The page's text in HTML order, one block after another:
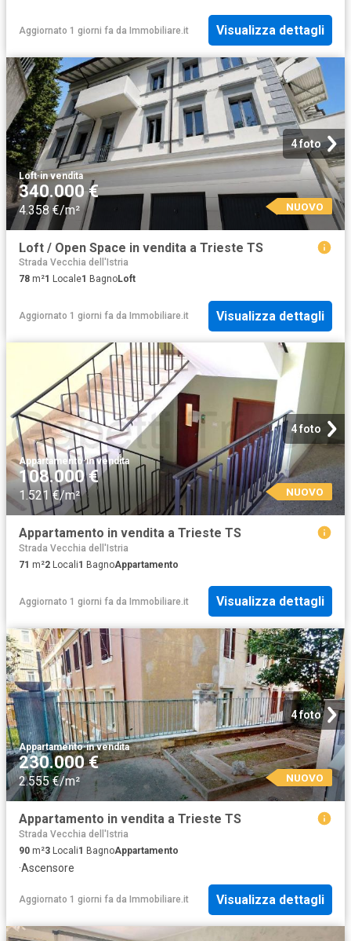
Aggiornato 1 giorni fa da Immobiliare.it Visualizza dettagli
4 foto
Loft·in vendita
340.000 €
4.358 €/m² NUOVO
Loft / Open Space in vendita a Trieste TS
Strada Vecchia dell'Istria
78 m²1 Locale1 BagnoLoft
Aggiornato 1 giorni fa da Immobiliare.it Visualizza dettagli
4 foto
Appartamento·in vendita
108.000 €
1.521 €/m² NUOVO
Appartamento in vendita a Trieste TS
Strada Vecchia dell'Istria
71 m²2 Locali1 BagnoAppartamento
Aggiornato 1 giorni fa da Immobiliare.it Visualizza dettagli
4 foto
Appartamento·in vendita
230.000 €
2.555 €/m² NUOVO
Appartamento in vendita a Trieste TS
Strada Vecchia dell'Istria
90 m²3 Locali1 BagnoAppartamento
·Ascensore
Aggiornato 1 giorni fa da Immobiliare.it Visualizza dettagli